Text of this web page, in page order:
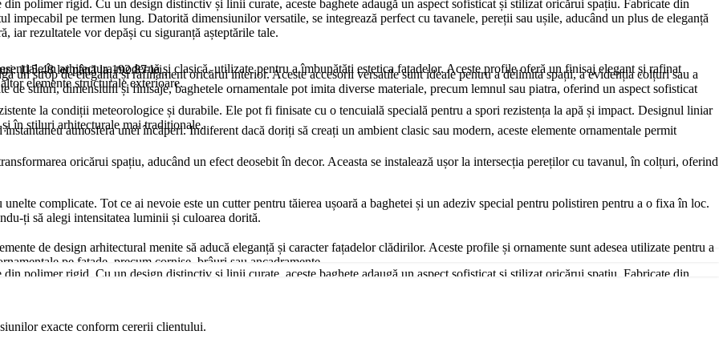
din polimer rigid. Cu un design distinctiv și linii curate, aceste baghete adaugă un aspect sofisticat și stilizat oricărui spațiu. Fabricate din
impecabil pe termen lung. Datorită dimensiunilor versatile, se integrează perfect cu tavanele, pereții sau ușile, aducând un plus de eleganță
iar rezultatele vor depăși cu siguranță așteptările tale.
oricărui spațiu, aducând un efect deosebit în decor. Aceasta se instalează ușor la intersecția pereților cu tavanul, în colțuri, oferind
complicate. Tot ce ai nevoie este un cutter pentru tăierea ușoară a baghetei și un adeziv special pentru polistiren pentru a o fixa în loc.
ți să alegi intensitatea luminii și culoarea dorită.
punct de interes vizual, dar oferi camerei tale o dimensiune unică care combină eleganța și modernitatea, creând interes vizual. Poți să
în arhitectura modernă și clasică, utilizate pentru a îmbunătăți estetica fațadelor. Aceste profile oferă un finisaj elegant și rafinat
elemente structurale exterioare.
la condiții meteorologice și durabile. Ele pot fi finisate cu o tencuială specială pentru a spori rezistența la apă și impact. Designul liniar
în stiluri arhitecturale mai tradiționale.
de design arhitectural menite să aducă eleganță și caracter fațadelor clădirilor. Aceste profile și ornamente sunt adesea utilizate pentru a
pe fațade, precum cornișe, brâuri sau ancadramente.
la intemperii, oferind o durabilitate ridicată chiar și în condiții climatice dure. După aplicare, profilele sunt acoperite cu o tencuială
impact.
un strop de eleganță și rafinament oricărui interior. Aceste accesorii versatile sunt ideale pentru a delimita spații, a evidenția colțuri sau a
de stiluri, dimensiuni și finisaje, baghetele ornamentale pot imita diverse materiale, precum lemnul sau piatra, oferind un aspect sofisticat
atmosfera unei încăperi. Indiferent dacă doriți să creați un ambient clasic sau modern, aceste elemente ornamentale permit
polimer rigid. Cu un design distinctiv și linii curate, aceste baghete adaugă un aspect sofisticat și stilizat oricărui spațiu. Fabricate din
impecabil pe termen lung. Datorită dimensiunilor versatile, se integrează perfect cu tavanele, pereții sau ușile, aducând un plus de eleganță
iar rezultatele vor depăși cu siguranță așteptările tale.
115.48 lei până la 192.87 lei
exacte conform cererii clientului.